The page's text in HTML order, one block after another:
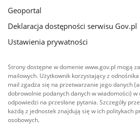
Geoportal
Deklaracja dostępności serwisu Gov.pl
Ustawienia prywatności
Strony dostępne w domenie www.gov.pl mogą
mailowych. Użytkownik korzystający z
mail zgadza się na przetwarzanie jego danych
dobrowolnie podanych danych w wiadomości) w
odpowiedzi na przesłane pytania. Szczegóły
każdą z jednostek znajdują się w ich politykach
osobowych.